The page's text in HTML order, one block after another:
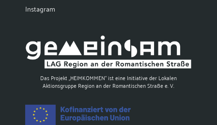
Instagram
Das Projekt „HEIMKOMMEN“ ist eine Initiative der Lokalen
Aktionsgruppe Region an der Romantischen Straße e. V.